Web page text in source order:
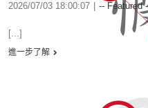
2026/07/03 18:00:07 -- Featured
[...]
進一步了解